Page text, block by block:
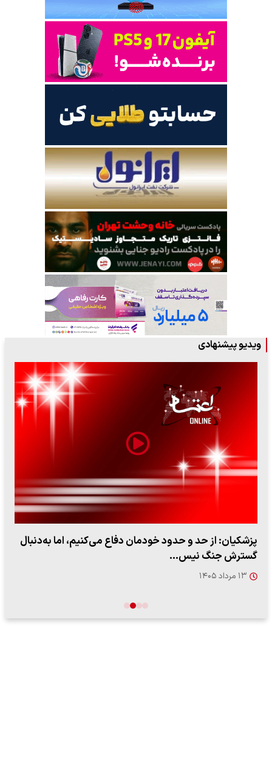
ویدیو پیشنهادی
پزشکیان: از حد و حدود خودمان دفاع می‌کنیم، اما به‌دنبال
گسترش جنگ نیس…
۱۳ مرداد ۱۴۰۵